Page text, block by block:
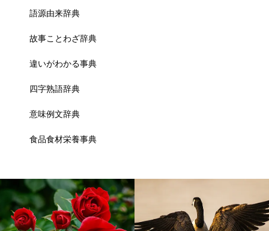
語源由来辞典
故事ことわざ辞典
違いがわかる事典
四字熟語辞典
意味例文辞典
食品食材栄養事典